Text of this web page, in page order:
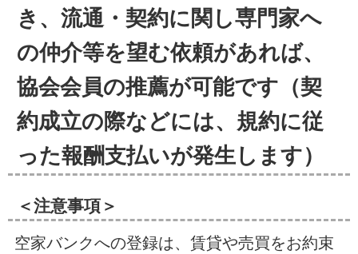
き、流通・契約に関し専門家へ
の仲介等を望む依頼があれば、
協会会員の推薦が可能です（契
約成立の際などには、規約に従
った報酬支払いが発生します）
＜注意事項＞
空家バンクへの登録は、賃貸や売買をお約束